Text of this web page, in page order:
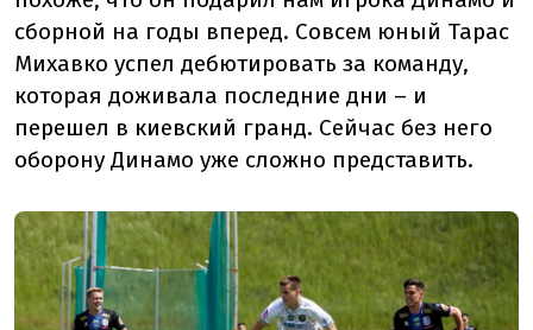
сборной на годы вперед. Совсем юный Тарас
Михавко успел дебютировать за команду,
которая доживала последние дни – и
перешел в киевский гранд. Сейчас без него
оборону Динамо уже сложно представить.